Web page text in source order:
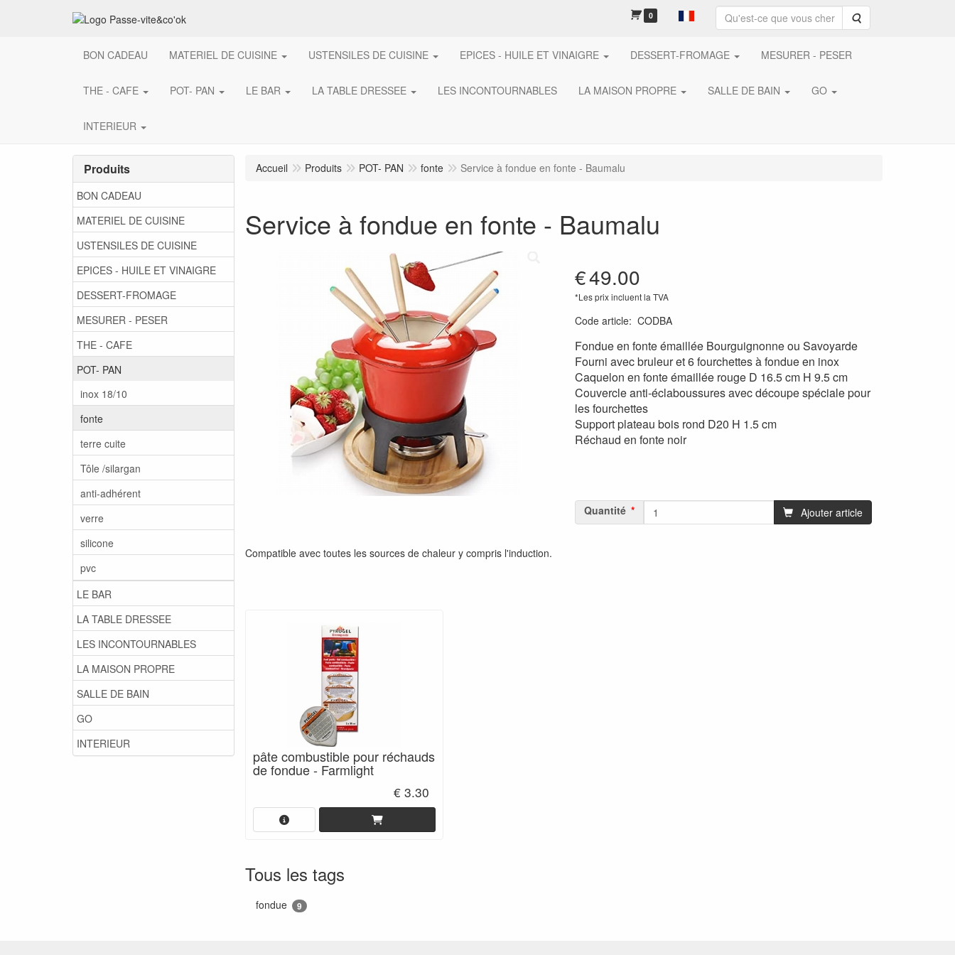
0 Rechercher
BON CADEAU MATERIEL DE CUISINE USTENSILES DE CUISINE EPICES - HUILE ET VINAIGRE DESSERT-FROMAGE MESURER - PESER
THE - CAFE POT- PAN LE BAR LA TABLE DRESSEE LES INCONTOURNABLES LA MAISON PROPRE SALLE DE BAIN GO
INTERIEUR
Produits
BON CADEAU
MATERIEL DE CUISINE
USTENSILES DE CUISINE
EPICES - HUILE ET VINAIGRE
DESSERT-FROMAGE
MESURER - PESER
THE - CAFE
POT- PAN
inox 18/10
fonte
terre cuite
Tôle /silargan
anti-adhérent
verre
silicone
pvc
LE BAR
LA TABLE DRESSEE
LES INCONTOURNABLES
LA MAISON PROPRE
SALLE DE BAIN
GO
INTERIEUR
Accueil Produits POT- PAN fonte Service à fondue en fonte - Baumalu
Service à fondue en fonte - Baumalu
€49.00
*Les prix incluent la TVA
Code article: CODBA
Fondue en fonte émaillée Bourguignonne ou Savoyarde
Fourni avec bruleur et 6 fourchettes à fondue en inox
Caquelon en fonte émaillée rouge D 16.5 cm H 9.5 cm
Couvercle anti-éclaboussures avec découpe spéciale pour
les fourchettes
Support plateau bois rond D20 H 1.5 cm
Réchaud en fonte noir
Quantité Ajouter article
Compatible avec toutes les sources de chaleur y compris l'induction.
pâte combustible pour réchauds
de fondue - Farmlight
€ 3.30
Tous les tags
fondue 9